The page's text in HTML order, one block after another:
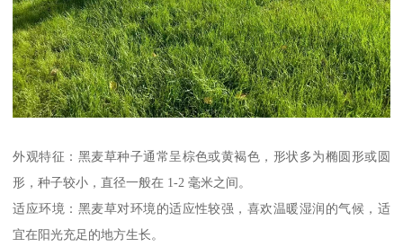
外观特征：黑麦草种子通常呈棕色或黄褐色，形状多为椭圆形或圆
形，种子较小，直径一般在 1-2 毫米之间。
适应环境：黑麦草对环境的适应性较强，喜欢温暖湿润的气候，适
宜在阳光充足的地方生长。